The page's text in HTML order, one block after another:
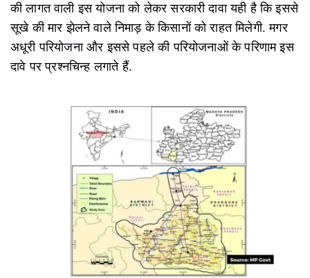
की लागत वाली इस योजना को लेकर सरकारी दावा यही है कि इससे
सूखे की मार झेलने वाले निमाड़ के किसानों को राहत मिलेगी. मगर
अधूरी परियोजना और इससे पहले की परियोजनाओं के परिणाम इस
दावे पर प्रश्नचिन्ह लगाते हैं.